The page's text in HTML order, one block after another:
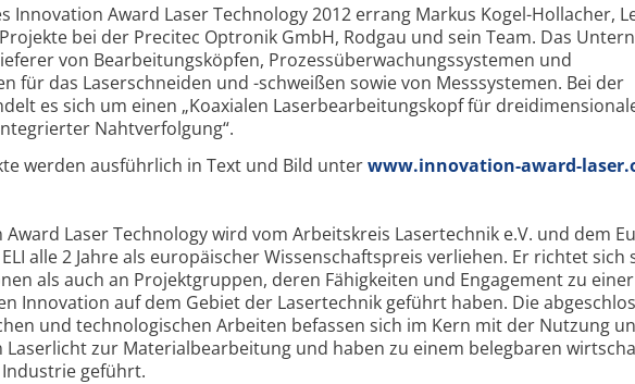
Innovation Award Laser Technology 2012 errang Markus Kogel-Hollacher,
bei der Precitec Optronik GmbH, Rodgau und sein Team. Das
von Bearbeitungsköpfen, Prozessüberwachungssystemen und
für das Laserschneiden und -schweißen sowie von Messsystemen. Bei der
es sich um einen „Koaxialen Laserbearbeitungskopf für
Nahtverfolgung“.
werden ausführlich in Text und Bild unterwww.innovation-award-
Laser Technology wird vom Arbeitskreis Lasertechnik e.V. und dem
alle 2 Jahre als europäischer Wissenschaftspreis verliehen. Er richtet sich
als auch an Projektgruppen, deren Fähigkeiten und Engagement zu einer
Innovation auf dem Gebiet der Lasertechnik geführt haben. Die
und technologischen Arbeiten befassen sich im Kern mit der Nutzung
Laserlicht zur Materialbearbeitung und haben zu einem belegbaren
geführt.